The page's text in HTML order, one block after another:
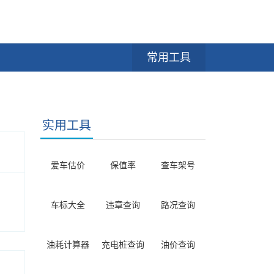
常用工具
实用工具
爱车估价 保值率 查车架号
车标大全 违章查询 路况查询
油耗计算器 充电桩查询 油价查询